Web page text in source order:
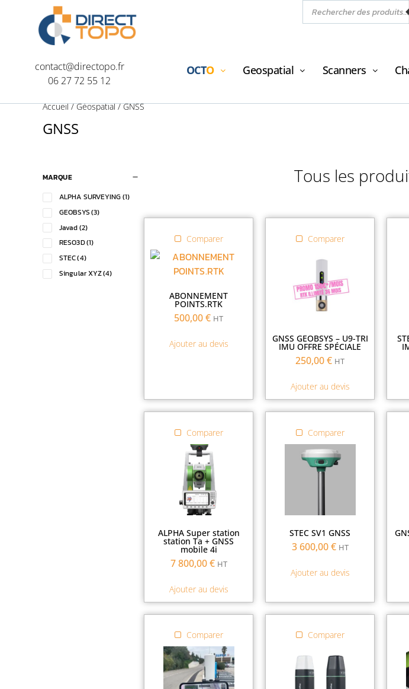
contact@directopo.fr
06 27 72 55 12
OCTO Geospatial Scanners
Accueil/Géospatial/ GNSS
GNSS
MARQUE
ALPHA SURVEYING(1)
GEOBSYS(3)
Javad(2)
RESO3D(1)
STEC(4)
Singular XYZ(4)
Tous les
Comparer
ABONNEMENT
POINTS.RTK
500,00€ HT
Ajouter au devis
Comparer
GNSS GEOBSYS – U9-TRI
IMU OFFRE SPÉCIALE
250,00€ HT
Ajouter au devis
Comparer
ALPHA Super station
station Ta + GNSS
mobile 4i
7 800,00€ HT
Ajouter au devis
Comparer
STEC SV1 GNSS
3 600,00€ HT
Ajouter au devis
Comparer Comparer